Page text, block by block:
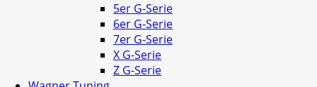
5er G-Serie
6er G-Serie
7er G-Serie
X G-Serie
Z G-Serie